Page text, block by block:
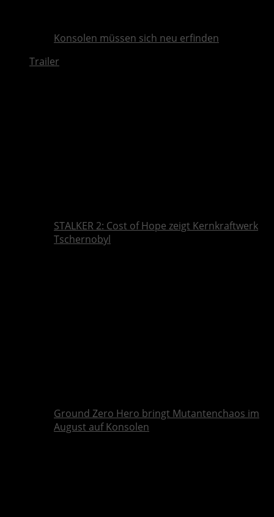
Konsolen müssen sich neu erfinden
Trailer
STALKER 2: Cost of Hope zeigt Kernkraftwerk
Tschernobyl
Ground Zero Hero bringt Mutantenchaos im
August auf Konsolen